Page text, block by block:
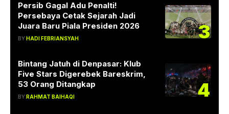
Persib Gagal Adu Penalti!
Persebaya Cetak Sejarah Jadi
Juara Baru Piala Presiden 2026
BYHADI FEBRIANSYAH 3
Bintang Jatuh di Denpasar: Klub
Five Stars Digerebek Bareskrim,
53 Orang Ditangkap
BYRAHMAT BAIHAQI 4